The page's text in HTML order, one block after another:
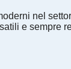
nel
e